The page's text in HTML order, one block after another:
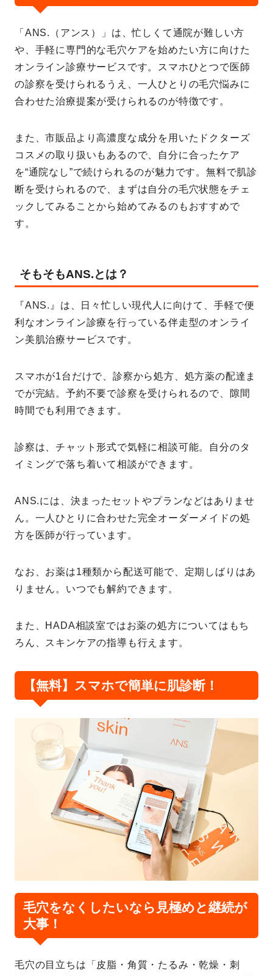
「ANS.（アンス）」は、忙しくて通院が難しい方
や、手軽に専門的な毛穴ケアを始めたい方に向けた
オンライン診療サービスです。スマホひとつで医師
の診察を受けられるうえ、一人ひとりの毛穴悩みに
合わせた治療提案が受けられるのが特徴です。
また、市販品より高濃度な成分を用いたドクターズ
コスメの取り扱いもあるので、自分に合ったケア
を“通院なし”で続けられるのが魅力です。無料で肌診
断を受けられるので、まずは自分の毛穴状態をチェ
ックしてみることから始めてみるのもおすすめで
す。
そもそもANS.とは？
『ANS.』は、日々忙しい現代人に向けて、手軽で便
利なオンライン診療を行っている伴走型のオンライ
ン美肌治療サービスです。
スマホが1台だけで、診察から処方、処方薬の配達ま
でが完結。予約不要で診察を受けられるので、隙間
時間でも利用できます。
診察は、チャット形式で気軽に相談可能。自分のタ
イミングで落ち着いて相談ができます。
ANS.には、決まったセットやプランなどはありませ
ん。一人ひとりに合わせた完全オーダーメイドの処
方を医師が行っています。
なお、お薬は1種類から配送可能で、定期しばりはあ
りません。いつでも解約できます。
また、HADA相談室ではお薬の処方についてはもち
ろん、スキンケアの指導も行えます。
【無料】スマホで簡単に肌診断！
毛穴をなくしたいなら見極めと継続が
大事！
毛穴の目立ちは「皮脂・角質・たるみ・乾燥・刺